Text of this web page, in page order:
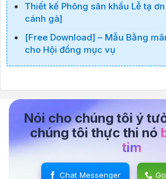
Thiết kế Phông sân khấu Lễ tạ
cánh gà]
[Free Download] – Mẫu Bằng
cho Hội đồng mục vụ
Nói cho chúng tôi ý
chúng tôi thực thi nó
tim
Chat Messenger